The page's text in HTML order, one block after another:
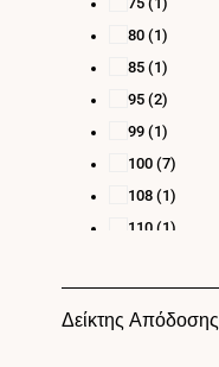
80 (1)
85 (1)
95 (2)
99 (1)
100 (7)
108 (1)
110 (1)
Δείκτης